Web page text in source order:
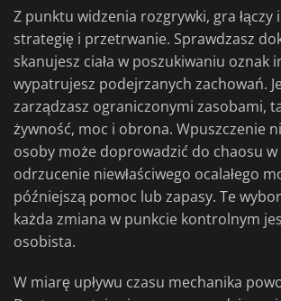
Z punktu widzenia rozgrywki, gra łączy
strategię i przetrwanie. Sprawdzasz
skanujesz ciała w poszukiwaniu oznak
wypatrujesz podejrzanych zachowań.
zarządzasz ograniczonymi zasobami,
żywność, moc i obrona. Wpuszczenie
osoby może doprowadzić do chaosu w
odrzucenie niewłaściwego ocalałego
późniejszą pomoc lub zapasy. Te
każda zmiana w punkcie kontrolnym
osobista.
W miarę upływu czasu mechanika